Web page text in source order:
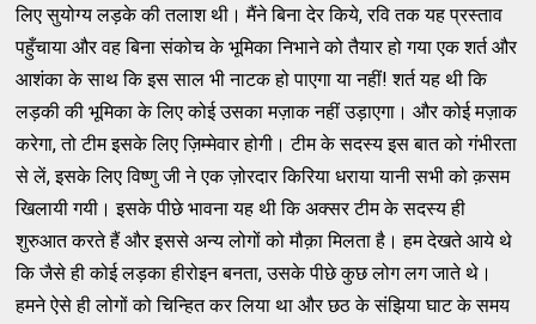
लिए सुयोग्य लड़के की तलाश थी। मैंने बिना देर किये, रवि तक यह प्रस्ताव
पहुँचाया और वह बिना संकोच के भूमिका निभाने को तैयार हो गया एक शर्त और
आशंका के साथ कि इस साल भी नाटक हो पाएगा या नहीं! शर्त यह थी कि
लड़की की भूमिका के लिए कोई उसका मज़ाक नहीं उड़ाएगा। और कोई मज़ाक
करेगा, तो टीम इसके लिए ज़िम्मेवार होगी। टीम के सदस्य इस बात को गंभीरता
से लें, इसके लिए विष्णु जी ने एक ज़ोरदार किरिया धराया यानी सभी को क़सम
खिलायी गयी। इसके पीछे भावना यह थी कि अक्सर टीम के सदस्य ही
शुरुआत करते हैं और इससे अन्य लोगों को मौक़ा मिलता है। हम देखते आये थे
कि जैसे ही कोई लड़का हीरोइन बनता, उसके पीछे कुछ लोग लग जाते थे।
हमने ऐसे ही लोगों को चिन्हित कर लिया था और छठ के संझिया घाट के समय